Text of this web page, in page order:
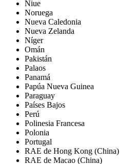
Niue
Noruega
Nueva Caledonia
Nueva Zelanda
Níger
Omán
Pakistán
Palaos
Panamá
Papúa Nueva Guinea
Paraguay
Países Bajos
Perú
Polinesia Francesa
Polonia
Portugal
RAE de Hong Kong (China)
RAE de Macao (China)